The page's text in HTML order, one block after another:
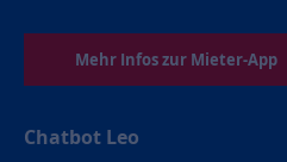
Mehr Infos zur Mieter-App
Chatbot Leo